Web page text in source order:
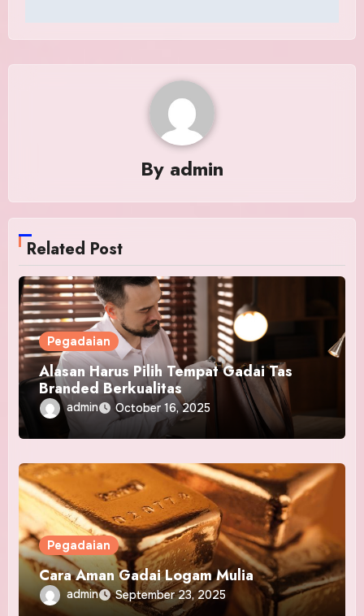
By admin
Related Post
Pegadaian
Alasan Harus Pilih Tempat Gadai Tas
Branded Berkualitas
admin October 16, 2025
Pegadaian
Cara Aman Gadai Logam Mulia
admin September 23, 2025